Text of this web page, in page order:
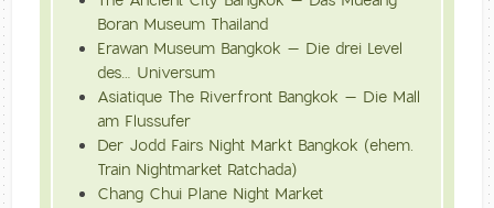
Boran Museum Thailand
Erawan Museum Bangkok – Die drei Level
des… Universum
Asiatique The Riverfront Bangkok – Die Mall
am Flussufer
Der Jodd Fairs Night Markt Bangkok (ehem.
Train Nightmarket Ratchada)
Chang Chui Plane Night Market